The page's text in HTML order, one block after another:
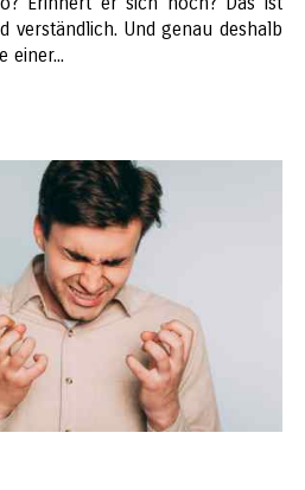
verständlich. Und genau deshalb
einer...